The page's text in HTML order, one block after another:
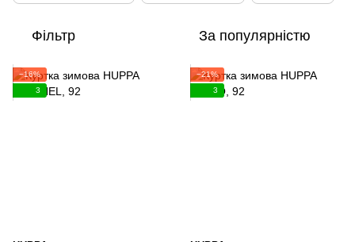
Фільтр За популярністю
−16%
3
−21%
3